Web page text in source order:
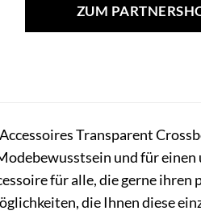
ZUM
Transparent
und für
für alle, die gerne
die Ihnen diese